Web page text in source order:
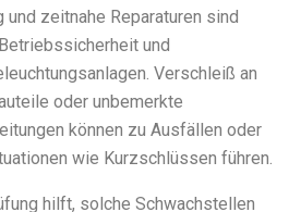
und zeitnahe Reparaturen sind
und
Verschleiß an
oder unbemerkte
können zu Ausfällen oder
wie Kurzschlüssen führen.
hilft, solche Schwachstellen